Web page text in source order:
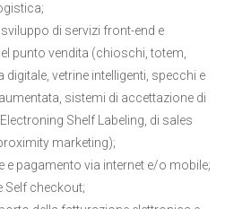
di servizi front-end e
punto vendita (chioschi, totem,
vetrine intelligenti, specchi e
sistemi di accettazione di
Shelf Labeling, di sales
marketing);
e pagamento via internet e/o mobile;
Self checkout;